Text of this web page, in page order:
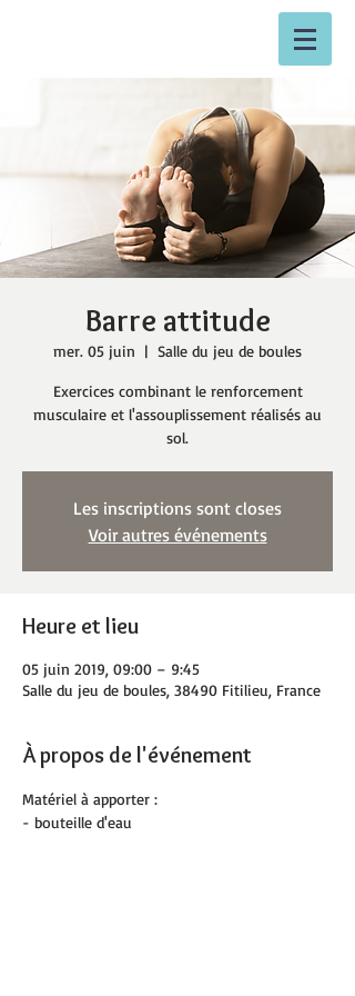
Barre attitude
mer. 05 juin
  |
Salle du jeu de boules
Exercices combinant le renforcement
musculaire et l'assouplissement réalisés au
sol.
Les inscriptions sont closes
Voir autres événements
Heure et lieu
05 juin 2019, 09:00 – 9:45
Salle du jeu de boules, 38490 Fitilieu, France
À propos de l'événement
Matériel à apporter :
- bouteille d'eau